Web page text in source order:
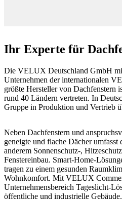
Ihr Experte für
Die VELUX Deutschland GmbH
Unternehmen der internationalen
größte Hersteller von Dachfenstern
rund 40 Ländern vertreten. In
Gruppe in Produktion und Vertrieb
Neben Dachfenstern und
geneigte und flache Dächer umfasst
anderem Sonnenschutz-,
Fenstereinbau. Smart-Home-
tragen zu einem gesunden
Wohnkomfort. Mit VELUX
Unternehmensbereich Tageslicht-
öffentliche und industrielle Gebäude.